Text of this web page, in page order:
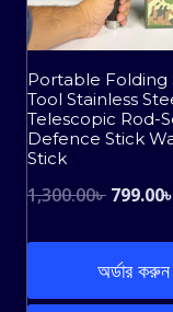
Portable Folding
Tool Stainless
Telescopic Rod-
Defence Stick
Stick
1,300.00৳ Original
was:
799.00৳
অর্ডার করুন